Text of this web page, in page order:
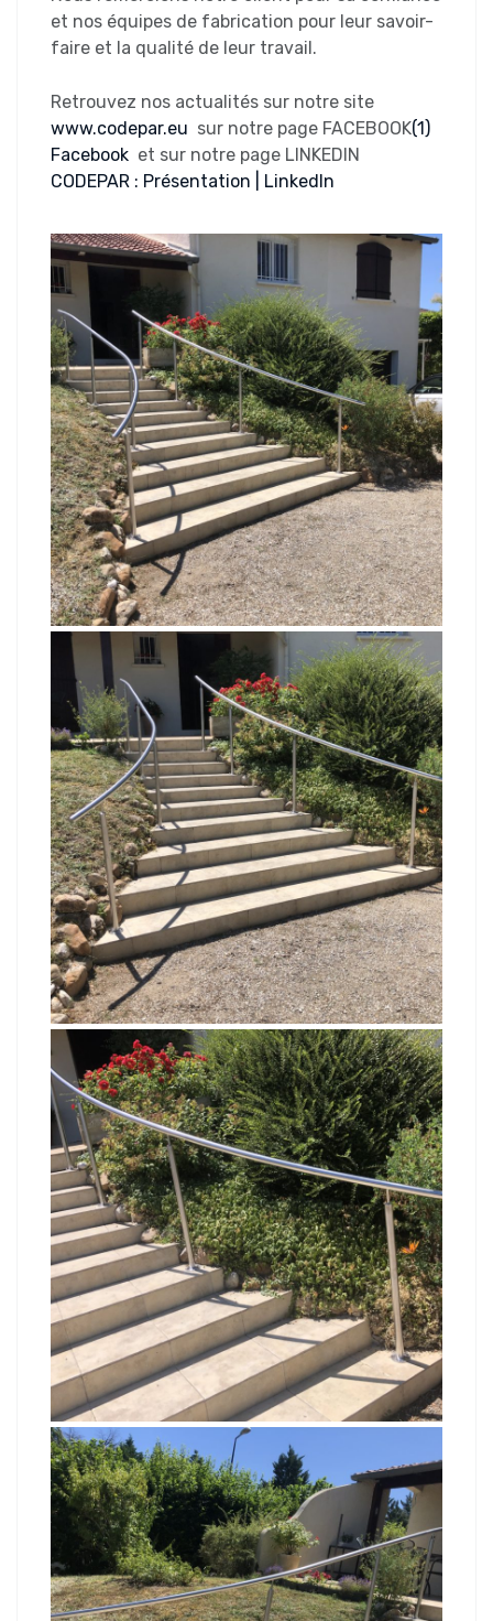
et nos équipes de fabrication pour leur savoir-
faire et la qualité de leur travail.
Retrouvez nos actualités sur notre site
www.codepar.eu sur notre page FACEBOOK(1)
Facebook et sur notre page LINKEDIN
CODEPAR : Présentation | LinkedIn